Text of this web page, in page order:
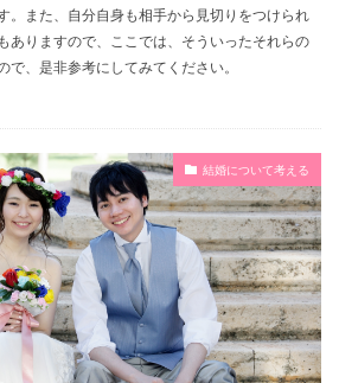
。また、自分自身も相手から見切りをつけられ
ありますので、ここでは、そういったそれらの
、是非参考にしてみてください。
結婚について考える
ザイン テーブル
デート
スピーチ スニーカー
ストレス
ヘアーアレンジ
メイク
ッジブルー マナー
ヘッドドレス
ヘアスタイル
ベールガール プラチナ
ベール
プロフィールムービー
プロフィール
プレッシャー
プレゼント
フラッシュモブ
シンプル